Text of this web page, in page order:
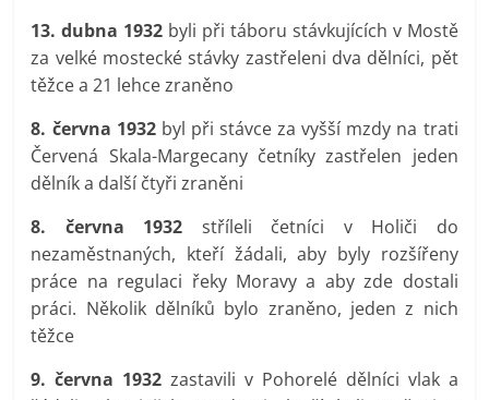
13. dubna 1932 byli při táboru stávkujících v Mostě
za velké mostecké stávky zastřeleni dva dělníci, pět
těžce a 21 lehce zraněno
8. června 1932byl při stávce za vyšší mzdy na trati
Červená Skala-Margecany četníky zastřelen jeden
dělník a další čtyři zraněni
8. června 1932 stříleli četníci v Holiči do
nezaměstnaných, kteří žádali, aby byly rozšířeny
práce na regulaci řeky Moravy a aby zde dostali
práci. Několik dělníků bylo zraněno, jeden z nich
těžce
9. června 1932 zastavili v Pohorelé dělníci vlak a